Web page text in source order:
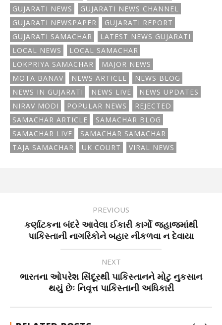
GUJARATI NEWS
GUJARATI NEWS CHANNEL
GUJARATI NEWSPAPER
GUJARATI REPORT
GUJARATI SAMACHAR
LATEST NEWS GUJARATI
LOCAL NEWS
LOCAL SAMACHAR
LOKPRIYA SAMACHAR
MAJOR NEWS
MOTA BANAV
NEWS ARTICLE
NEWS BLOG
NEWS IN GUJARATI
NEWS LIVE
NEWS UPDATES
NIRAV MODI
POPULAR NEWS
REJECTED
SAMACHAR ARTICLE
SAMACHAR BLOG
SAMACHAR LIVE
SAMACHAR SAMACHAR
TAJA SAMACHAR
UK COURT VIRAL NEWS
PREVIOUS
કર્ણાટકના બંદરે આવેલા ઈકારી કાર્ગો જહાજમાંથી
પાકિસ્તાની નાગરિકોને બહાર નીકળવા ન દેવાયા
NEXT
ભારતના ઓપરેશ સિંદૂરથી પાકિસ્તાનને મોટુ નુકસાન
થયું છેઃ નિવૃત્ત પાકિસ્તાની અધિકારી